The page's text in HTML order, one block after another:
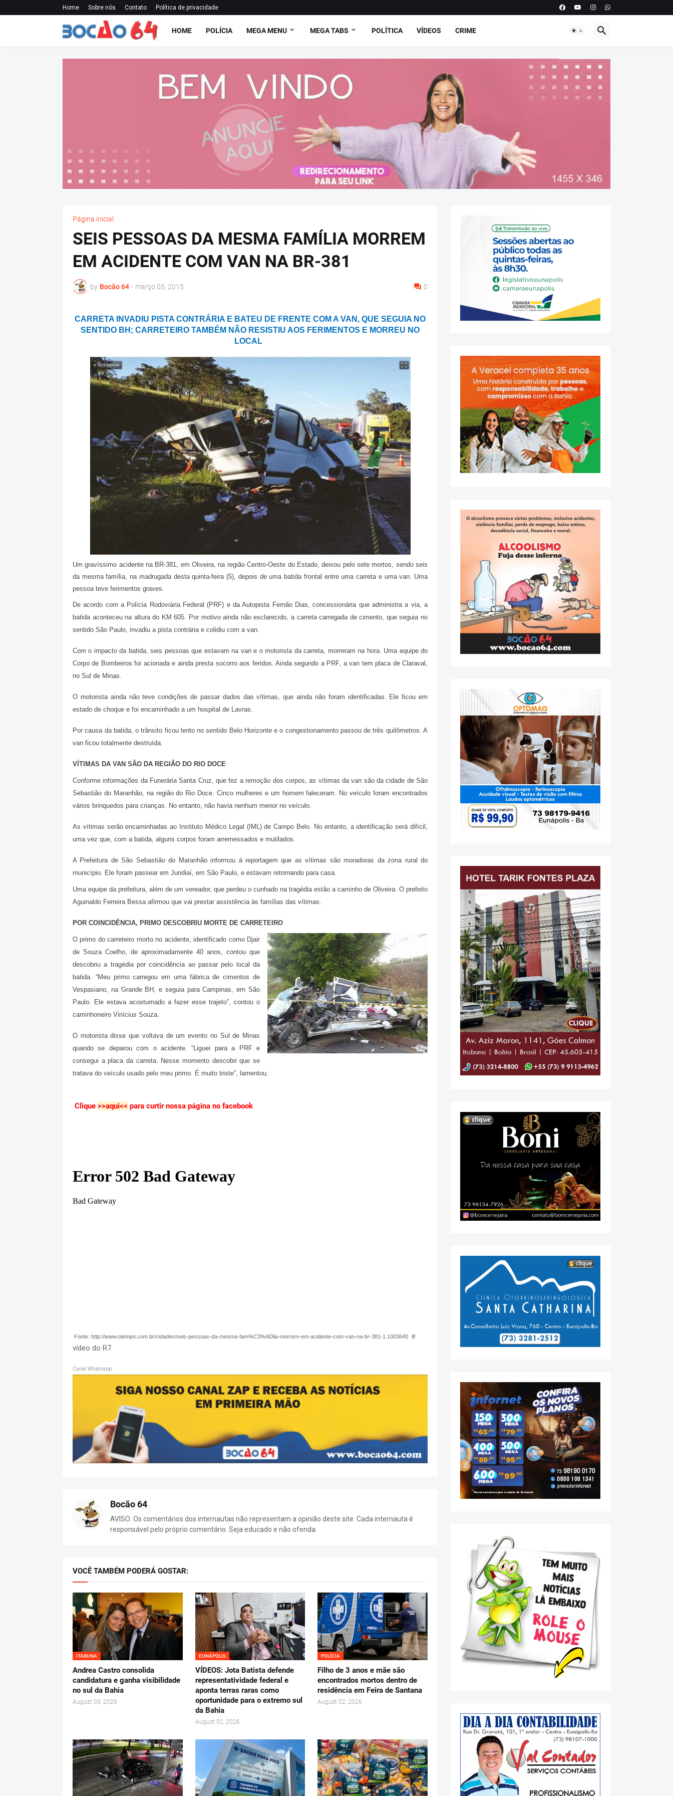
Home Sobre nós Contato Política de privacidade
HOME POLÍCIA MEGA MENU MEGA TABS POLÍTICA VÍDEOS CRIME
Página inicial
SEIS PESSOAS DA MESMA FAMÍLIA MORREM
EM ACIDENTE COM VAN NA BR-381
by Bocão 64 - março 05, 2015 0
CARRETA INVADIU PISTA CONTRÁRIA E BATEU DE FRENTE COM A VAN, QUE SEGUIA NO
SENTIDO BH; CARRETEIRO TAMBÉM NÃO RESISTIU AOS FERIMENTOS E MORREU NO
LOCAL
Um gravíssimo acidente na BR-381, em Oliveira, na região Centro-Oeste do Estado, deixou pelo sete mortos, sendo seis
da mesma família, na madrugada desta quinta-feira (5), depois de uma batida frontal entre uma carreta e uma van. Uma
pessoa teve ferimentos graves.
De acordo com a Polícia Rodoviária Federal (PRF) e da Autopista Fernão Dias, concessionária que administra a via, a
batida aconteceu na altura do KM 605. Por motivo ainda não esclarecido, a carreta carregada de cimento, que seguia no
sentido São Paulo, invadiu a pista contrária e colidiu com a van.
Com o impacto da batida, seis pessoas que estavam na van e o motorista da carreta, morreram na hora. Uma equipe do
Corpo de Bombeiros foi acionada e ainda presta socorro aos feridos. Ainda segundo a PRF, a van tem placa de Claraval,
no Sul de Minas.
O motorista ainda não teve condições de passar dados das vítimas, que ainda não foram identificadas. Ele ficou em
estado de choque e foi encaminhado a um hospital de Lavras.
Por causa da batida, o trânsito ficou lento no sentido Belo Horizonte e o congestionamento passou de três quilômetros. A
van ficou totalmente destruída.
VÍTIMAS DA VAN SÃO DA REGIÃO DO RIO DOCE
Conforme informações da Funerária Santa Cruz, que fez a remoção dos corpos, as vítimas da van são da cidade de São
Sebastião do Maranhão, na região do Rio Doce. Cinco mulheres e um homem faleceram. No veículo foram encontrados
vários brinquedos para crianças. No entanto, não havia nenhum menor no veículo.
As vítimas serão encaminhadas ao Instituto Médico Legal (IML) de Campo Belo. No entanto, a identificação será difícil,
uma vez que, com a batida, alguns corpos foram arremessados e mutilados.
A Prefeitura de São Sebastião do Maranhão informou à reportagem que as vítimas são moradoras da zona rural do
município. Ele foram passear em Jundiaí, em São Paulo, e estavam retornando para casa.
Uma equipe da prefeitura, além de um vereador, que perdeu o cunhado na tragédia estão a caminho de Oliveira. O prefeito
Aguinaldo Ferreira Bessa afirmou que vai prestar assistência às famílias das vítimas.
POR COINCIDÊNCIA, PRIMO DESCOBRIU MORTE DE CARRETEIRO
O primo do carreteiro morto no acidente, identificado como Djair
de Souza Coelho, de aproximadamente 40 anos, contou que
descobriu a tragédia por coincidência ao passar pelo local da
batida. “Meu primo carregou em uma fábrica de cimentos de
Vespasiano, na Grande BH, e seguia para Campinas, em São
Paulo. Ele estava acostumado a fazer esse trajeto”, contou o
caminhoneiro Vinícius Souza.
O motorista disse que voltava de um evento no Sul de Minas
quando se deparou com o acidente. “Liguei para a PRF e
consegui a placa da carreta. Nesse momento descobri que se
tratava do veículo usado pelo meu primo. É muito triste”, lamentou.
Clique >>aqui<< para curtir nossa página no facebook
Fonte: http://www.otempo.com.br/cidades/seis-pessoas-da-mesma-fam%C3%ADlia-morrem-em-acidente-com-van-na-br-381-1.1003640 e
vídeo do R7
Canal Whatsapp
Bocão 64
AVISO: Os comentários dos internautas não representam a opinião deste site. Cada internauta é
responsável pelo próprio comentário. Seja educado e não ofenda.
VOCÊ TAMBÉM PODERÁ GOSTAR:
ITABUNA
Andrea Castro consolida
candidatura e ganha visibilidade
no sul da Bahia
August 03, 2026
EUNÁPOLIS
VÍDEOS: Jota Batista defende
representatividade federal e
aponta terras raras como
oportunidade para o extremo sul
da Bahia
August 02, 2026
POLÍCIA
Filho de 3 anos e mãe são
encontrados mortos dentro de
residência em Feira de Santana
August 02, 2026